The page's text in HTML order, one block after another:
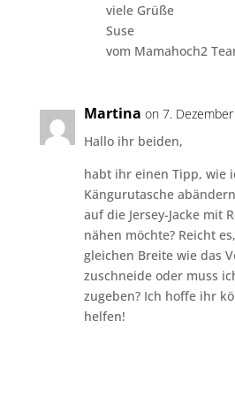
viele Grüße
Suse
vom Mamahoch2
Martina on 7.
Hallo ihr beiden,
habt ihr einen Tipp, wie
Kängurutasche
auf die Jersey-Jacke mit
nähen möchte? Reicht
gleichen Breite wie das
zuschneide oder muss
zugeben? Ich hoffe ihr
helfen!